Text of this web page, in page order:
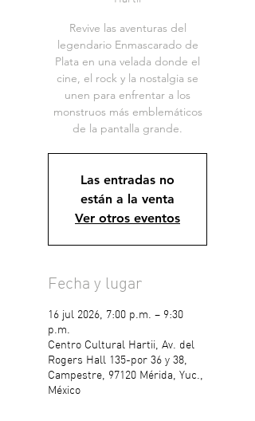
Revive las aventuras del
legendario Enmascarado de
Plata en una velada donde el
cine, el rock y la nostalgia se
unen para enfrentar a los
monstruos más emblemáticos
de la pantalla grande.
Las entradas no
están a la venta
Ver otros eventos
Fecha y lugar
16 jul 2026, 7:00 p.m. – 9:30
p.m.
Centro Cultural Hartii, Av. del
Rogers Hall 135-por 36 y 38,
Campestre, 97120 Mérida, Yuc.,
México